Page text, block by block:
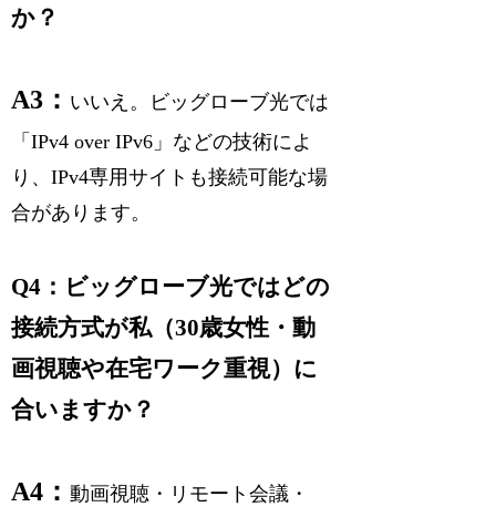
か？
A3： いいえ。ビッグローブ光では
「IPv4 over IPv6」などの技術によ
り、IPv4専用サイトも接続可能な場
合があります。
Q4：ビッグローブ光ではどの
接続方式が私（30歳女性・動
画視聴や在宅ワーク重視）に
合いますか？
A4：動画視聴・リモート会議・